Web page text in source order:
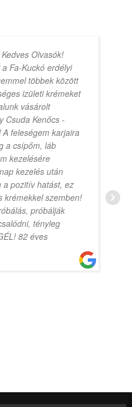
Kedves Olvasók!
Fa-Kuckó erdélyi
többek között
izületi krémeket
vásárolt
Csuda Kenőcs -
feleségem karjaira
a csípőm, láb
kezelésére
kezelés után
a pozitív hatást, ez
krémekkel szemben!
próbálják
tényleg
82 éves